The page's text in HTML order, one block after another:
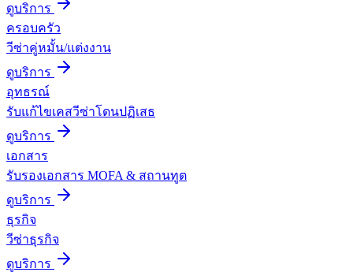
ดูบริการ
ครอบครัว
วีซ่าคู่หมั้น/แต่งงาน
ดูบริการ
อุทธรณ์
รับแก้ไขเคสวีซ่าโดนปฏิเสธ
ดูบริการ
เอกสาร
รับรองเอกสาร MOFA & สถานทูต
ดูบริการ
ธุรกิจ
วีซ่าธุรกิจ
ดูบริการ